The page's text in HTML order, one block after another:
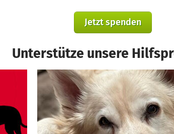
Jetzt spenden
Unterstütze unsere